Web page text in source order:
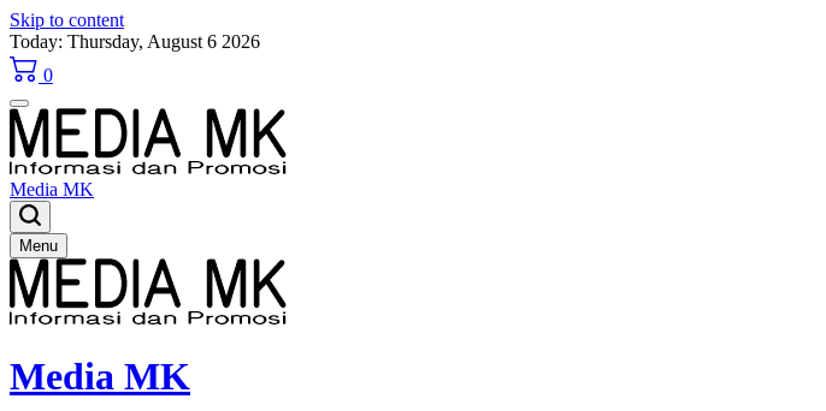
Skip to content
Today: Thursday, August 6 2026
0
Media MK
Menu
Media MK